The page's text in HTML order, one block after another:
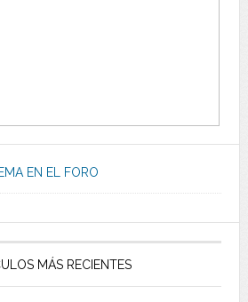
EN EL FORO
MÁS RECIENTES